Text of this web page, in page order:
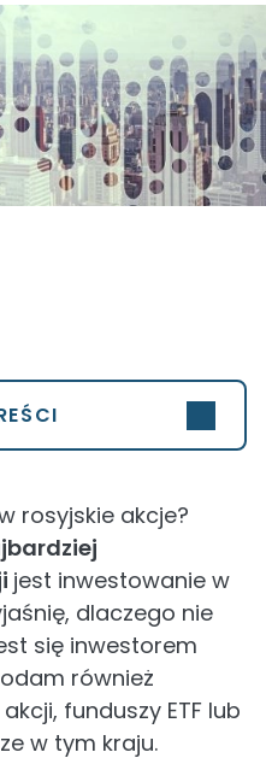
rosyjskie akcje?
jest inwestowanie w
dlaczego nie
się inwestorem
również
funduszy ETF lub
w tym kraju.